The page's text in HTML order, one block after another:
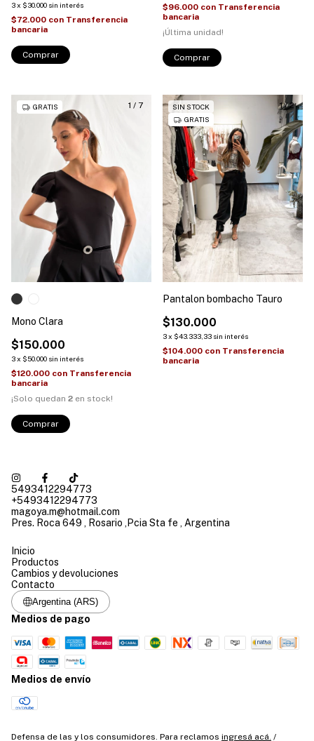
3x $30.000 sin interés
$72.000 con Transferencia
bancaria
Comprar
$96.000 con Transferencia
bancaria
¡Última unidad!
Comprar
1 / 7
GRATIS
Mono Clara
$150.000
3x $50.000 sin interés
$120.000 con Transferencia
bancaria
¡Solo quedan 2 en stock!
Comprar
1/2
SIN STOCK
GRATIS
Pantalon bombacho Tauro
$130.000
3x $43.333,33 sin interés
$104.000 con Transferencia
bancaria
5493412294773
+5493412294773
magoya.m@hotmail.com
Pres. Roca 649 , Rosario ,Pcia Sta fe , Argentina
Inicio
Productos
Cambios y devoluciones
Contacto
Argentina (ARS)
Medios de pago
Medios de envío
Defensa de las y los consumidores. Para reclamos ingresá acá. /